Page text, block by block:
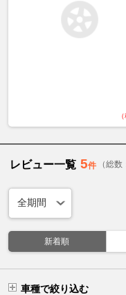
レビュー一覧 5件 （総数
新着順
車種で絞り込む